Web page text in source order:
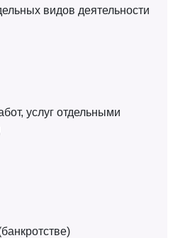
видов деятельности
услуг отдельными